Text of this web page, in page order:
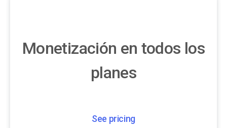
Monetización en todos los
planes
See pricing